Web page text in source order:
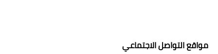
مواقع التواصل الاجتماعي